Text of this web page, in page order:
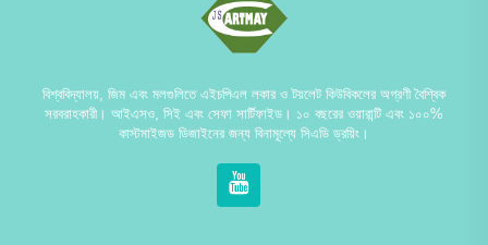
বিশ্ববিদ্যালয়, জিম এবং মলগুলিতে এইচপিএল লকার ও টয়লেট কিউবিকলের অগ্রণী বৈশ্বিক
সরবরাহকারী। আইএসও, সিই এবং সেফা সার্টিফাইড। ১০ বছরের ওয়ারান্টি এবং ১০০%
কাস্টমাইজড ডিজাইনের জন্য বিনামূল্যে সিএডি ড্রয়িং।